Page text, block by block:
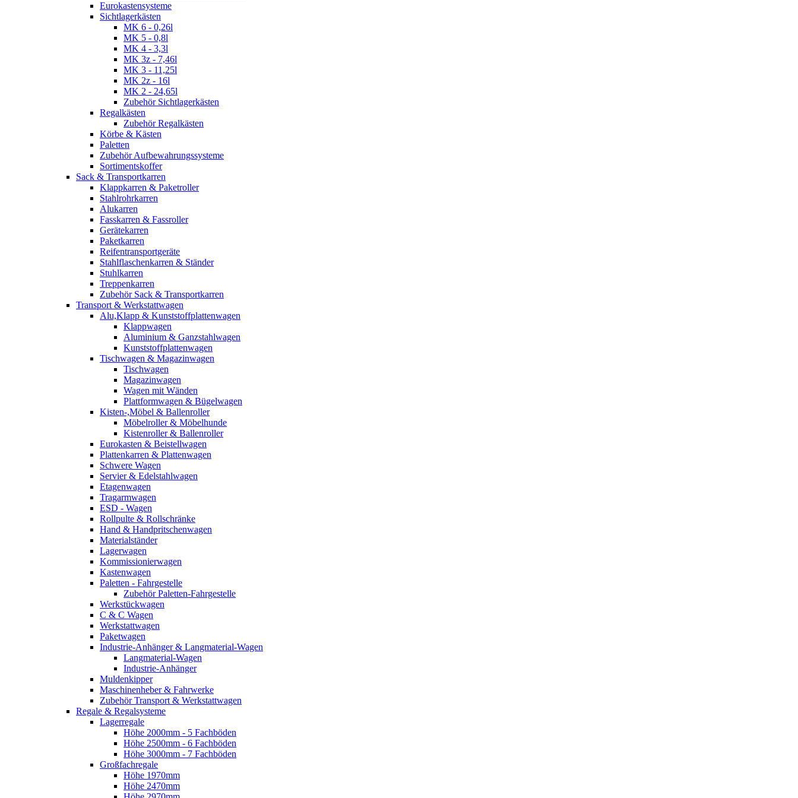
Eurokastensysteme
Sichtlagerkästen
MK 6 - 0,26l
MK 5 - 0,8l
MK 4 - 3,3l
MK 3z - 7,46l
MK 3 - 11,25l
MK 2z - 16l
MK 2 - 24,65l
Zubehör Sichtlagerkästen
Regalkästen
Zubehör Regalkästen
Körbe & Kästen
Paletten
Zubehör Aufbewahrungssysteme
Sortimentskoffer
Sack & Transportkarren
Klappkarren & Paketroller
Stahlrohrkarren
Alukarren
Fasskarren & Fassroller
Gerätekarren
Paketkarren
Reifentransportgeräte
Stahlflaschenkarren & Ständer
Stuhlkarren
Treppenkarren
Zubehör Sack & Transportkarren
Transport & Werkstattwagen
Alu,Klapp & Kunststoffplattenwagen
Klappwagen
Aluminium & Ganzstahlwagen
Kunststoffplattenwagen
Tischwagen & Magazinwagen
Tischwagen
Magazinwagen
Wagen mit Wänden
Plattformwagen & Bügelwagen
Kisten-,Möbel & Ballenroller
Möbelroller & Möbelhunde
Kistenroller & Ballenroller
Eurokasten & Beistellwagen
Plattenkarren & Plattenwagen
Schwere Wagen
Servier & Edelstahlwagen
Etagenwagen
Tragarmwagen
ESD - Wagen
Rollpulte & Rollschränke
Hand & Handpritschenwagen
Materialständer
Lagerwagen
Kommissionierwagen
Kastenwagen
Paletten - Fahrgestelle
Zubehör Paletten-Fahrgestelle
Werkstückwagen
C & C Wagen
Werkstattwagen
Paketwagen
Industrie-Anhänger & Langmaterial-Wagen
Langmaterial-Wagen
Industrie-Anhänger
Muldenkipper
Maschinenheber & Fahrwerke
Zubehör Transport & Werkstattwagen
Regale & Regalsysteme
Lagerregale
Höhe 2000mm - 5 Fachböden
Höhe 2500mm - 6 Fachböden
Höhe 3000mm - 7 Fachböden
Großfachregale
Höhe 1970mm
Höhe 2470mm